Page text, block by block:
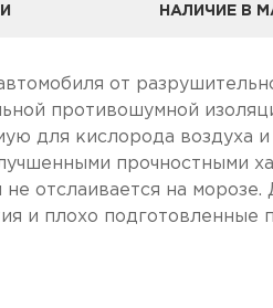
НАЛИЧИЕ В
от
противошумной
для кислорода воздуха
прочностными
отслаивается на
и плохо подготовленные